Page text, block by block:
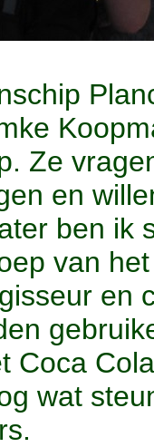
Ze
en
ben ik
van
en
Coca
wat